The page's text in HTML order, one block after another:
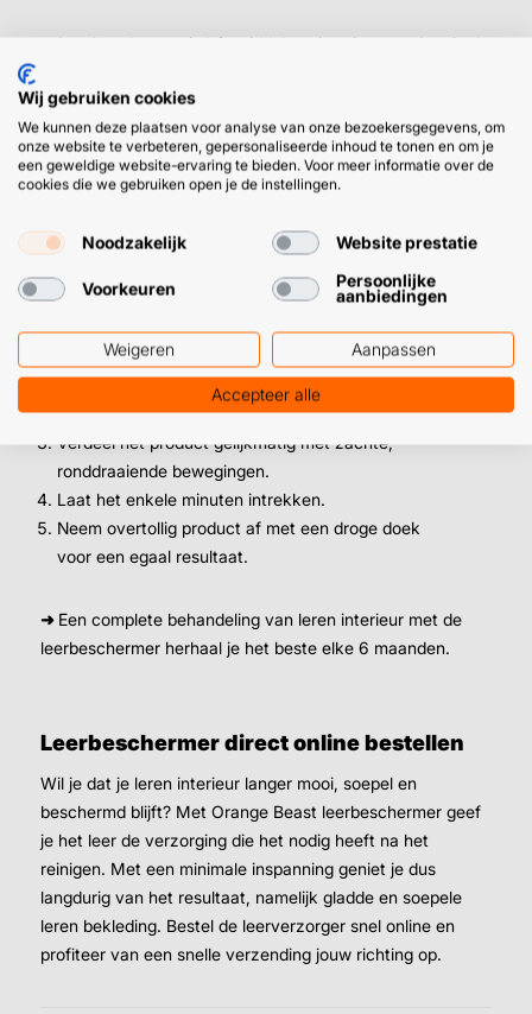
Leerbeschermer is hét middel om interieur van leer in de
Zo gebruik je deze leerbeschermer
op schoon leer. Combineer ‘m daarom idealiter met onze
Reinig het leer eerst grondig en laat het volledig
drogen.
Breng een kleine hoeveelheid aan op een
schone microvezeldoek of applicator.
Verdeel het product gelijkmatig met zachte,
ronddraaiende bewegingen.
Laat het enkele minuten intrekken.
Neem overtollig product af met een droge doek
voor een egaal resultaat.
➜ Een complete behandeling van leren interieur met de
leerbeschermer herhaal je het beste elke 6 maanden.
Leerbeschermer direct online bestellen
Wil je dat je leren interieur langer mooi, soepel en
beschermd blijft? Met Orange Beast leerbeschermer geef
je het leer de verzorging die het nodig heeft na het
reinigen. Met een minimale inspanning geniet je dus
langdurig van het resultaat, namelijk gladde en soepele
leren bekleding. Bestel de leerverzorger snel online en
profiteer van een snelle verzending jouw richting op.
Wij gebruiken cookies
We kunnen deze plaatsen voor analyse van onze bezoekersgegevens, om
onze website te verbeteren, gepersonaliseerde inhoud te tonen en om je
een geweldige website-ervaring te bieden. Voor meer informatie over de
cookies die we gebruiken open je de instellingen.
Noodzakelijk Website prestatie
Voorkeuren
Persoonlijke
aanbiedingen
Weigeren Aanpassen
Accepteer alle